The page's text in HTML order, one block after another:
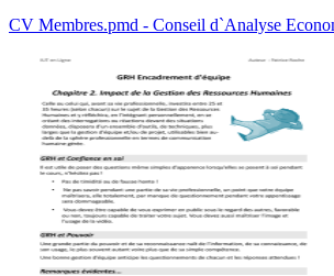
CV Membres.pmd - Conseil d`Analyse